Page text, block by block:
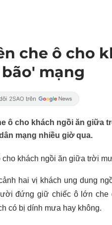
che ô cho
mạng
ô cho khách ngồi ăn giữa
mạng nhiều giờ qua.
cho khách ngồi ăn giữa trời
hai vị khách ung dung
đứng giữ chiếc ô lớn
có bị dính mưa hay không.